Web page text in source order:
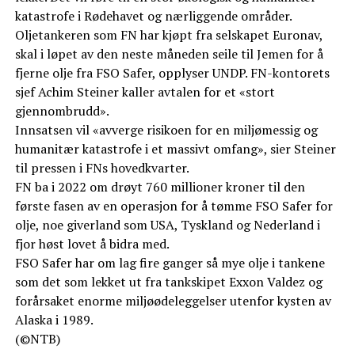
katastrofe i Rødehavet og nærliggende områder.
Oljetankeren som FN har kjøpt fra selskapet Euronav,
skal i løpet av den neste måneden seile til Jemen for å
fjerne olje fra FSO Safer, opplyser UNDP. FN-kontorets
sjef Achim Steiner kaller avtalen for et «stort
gjennombrudd».
Innsatsen vil «avverge risikoen for en miljømessig og
humanitær katastrofe i et massivt omfang», sier Steiner
til pressen i FNs hovedkvarter.
FN ba i 2022 om drøyt 760 millioner kroner til den
første fasen av en operasjon for å tømme FSO Safer for
olje, noe giverland som USA, Tyskland og Nederland i
fjor høst lovet å bidra med.
FSO Safer har om lag fire ganger så mye olje i tankene
som det som lekket ut fra tankskipet Exxon Valdez og
forårsaket enorme miljøødeleggelser utenfor kysten av
Alaska i 1989.
(©NTB)